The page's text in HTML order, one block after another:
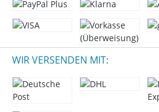
WIR VERSENDEN MIT: